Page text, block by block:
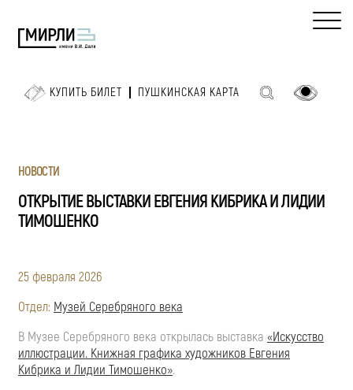
КУПИТЬ БИЛЕТ ПУШКИНСКАЯ КАРТА
НОВОСТИ
ОТКРЫТИЕ ВЫСТАВКИ ЕВГЕНИЯ КИБРИКА И ЛИДИИ
ТИМОШЕНКО
25 февраля 2026
Отдел: Музей Серебряного века
В Музее Серебряного века открылась выставка «Искусство
иллюстрации. Книжная графика художников Евгения
Кибрика и Лидии Тимошенко».